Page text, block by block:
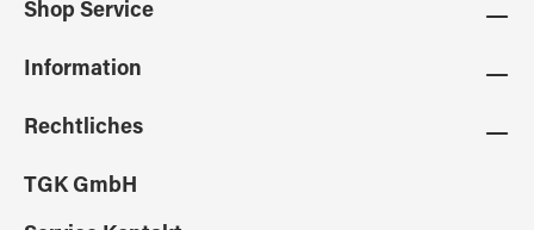
Shop Service
Information
Rechtliches
TGK GmbH